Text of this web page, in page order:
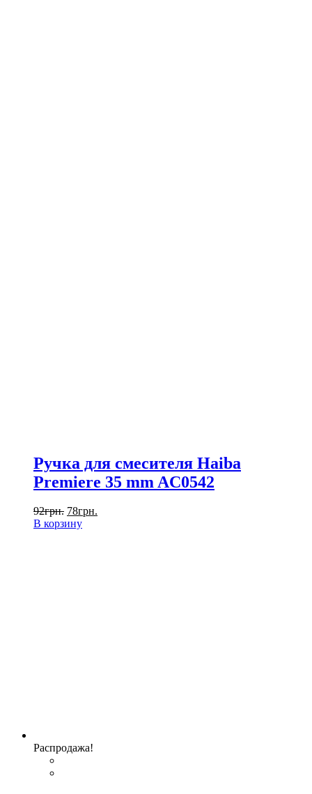
Ручка для смесителя Haiba
Premiere 35 mm AC0542
92грн. 78грн.
В корзину
Распродажа!